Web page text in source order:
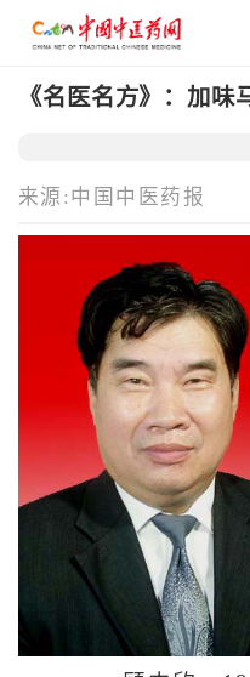
《名医名方》：加味
来源:中国中医药报